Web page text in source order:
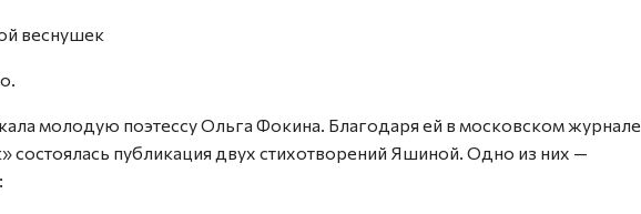
веснушек
молодую поэтессу Ольга Фокина. Благодаря ей в московском журнале
состоялась публикация двух стихотворений Яшиной. Одно из них —